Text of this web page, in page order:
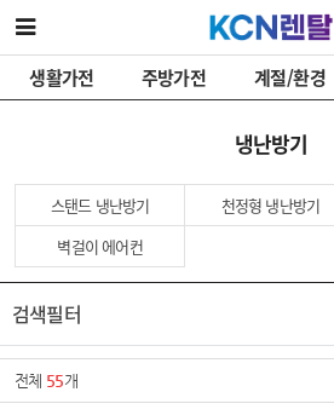
생활가전 주방가전 계절/환경
냉난방기
스탠드 냉난방기 천정형 냉난방기
벽걸이 에어컨
검색필터
전체 55개